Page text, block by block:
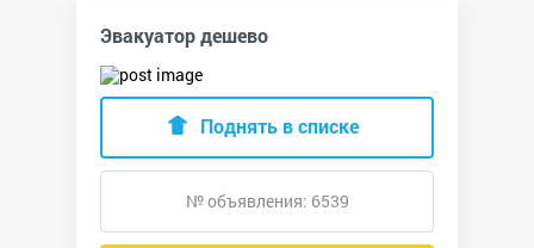
Эвакуатор дешево
Поднять в списке
№ объявления: 6539